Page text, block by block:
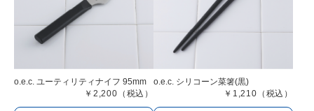
o.e.c. ユーティリティナイフ 95mm
￥2,200（税込）
o.e.c. シリコーン菜箸(黒)
￥1,210（税込）